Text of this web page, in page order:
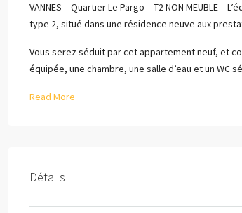
VANNES – Quartier Le Pargo – T2 NON MEUBLE
type 2, situé dans une résidence neuve aux
Vous serez séduit par cet appartement neuf, et
équipée, une chambre, une salle d’eau et un WC
Read More
Détails